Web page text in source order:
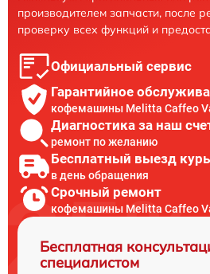
производителем запчасти, после
проверку всех функций и
Официальный сервис
Гарантийное
кофемашины Melitta Caffeo
Диагностика за наш
ремонт по желанию
Бесплатный выезд
в день обращения
Срочный ремонт
кофемашины Melitta Caffeo
Бесплатная
специалистом